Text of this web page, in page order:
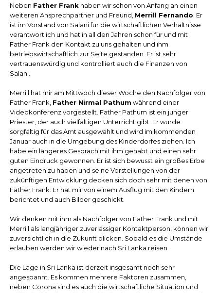
Neben Father Frank haben wir schon von Anfang an einen
weiteren Ansprechpartner und Freund, Merrill Fernando . Er
ist im Vorstand von Salani für die wirtschaftlichen Verhältnisse
verantwortlich und hat in all den Jahren schon für und mit
Father Frank den Kontakt zu uns gehalten und ihm
betriebswirtschaftlich zur Seite gestanden. Er ist sehr
vertrauenswürdig und kontrolliert auch die Finanzen von
Salani.
Merrill hat mir am Mittwoch dieser Woche den Nachfolger von
Father Frank, Father Nirmal Pathum während einer
Videokonferenz vorgestellt. Father Pathum ist ein junger
Priester, der auch vielfältigen Unterricht gibt. Er wurde
sorgfältig für das Amt ausgewählt und wird im kommenden
Januar auch in die Umgebung des Kinderdorfes ziehen. Ich
habe ein längeres Gespräch mit ihm gehabt und einen sehr
guten Eindruck gewonnen. Er ist sich bewusst ein großes Erbe
angetreten zu haben und seine Vorstellungen von der
zukünftigen Entwicklung decken sich doch sehr mit denen von
Father Frank. Er hat mir von einem Ausflug mit den Kindern
berichtet und auch Bilder geschickt.
Wir denken mit ihm als Nachfolger von Father Frank und mit
Merrill als langjähriger zuverlässiger Kontaktperson, können wir
zuversichtlich in die Zukunft blicken. Sobald es die Umstände
erlauben werden wir wieder nach Sri Lanka reisen.
Die Lage in Sri Lanka ist derzeit insgesamt noch sehr
angespannt. Es kommen mehrere Faktoren zusammen,
neben Corona sind es auch die wirtschaftliche Situation und